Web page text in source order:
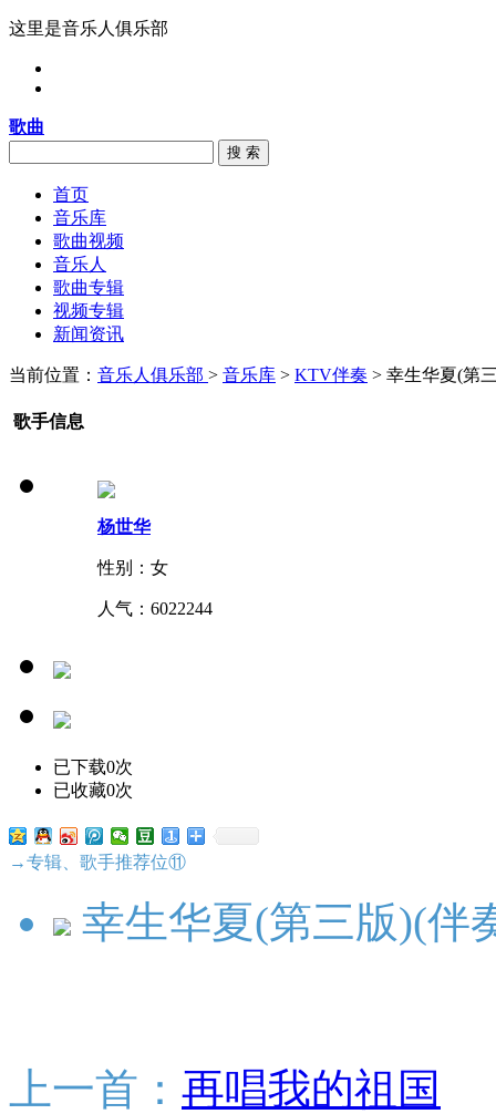
这里是音乐人俱乐部
歌曲
搜 索
首页
音乐库
歌曲视频
音乐人
歌曲专辑
视频专辑
新闻资讯
当前位置： 音乐人俱乐部 > 音乐库 > KTV伴奏 > 幸生华夏(第
歌手信息
杨世华
性别：女
人气： 6022244
已下载0次
已收藏0次
→专辑、歌手推荐位⑪
幸生华夏(第三版)(伴
上一首： 再唱我的祖国